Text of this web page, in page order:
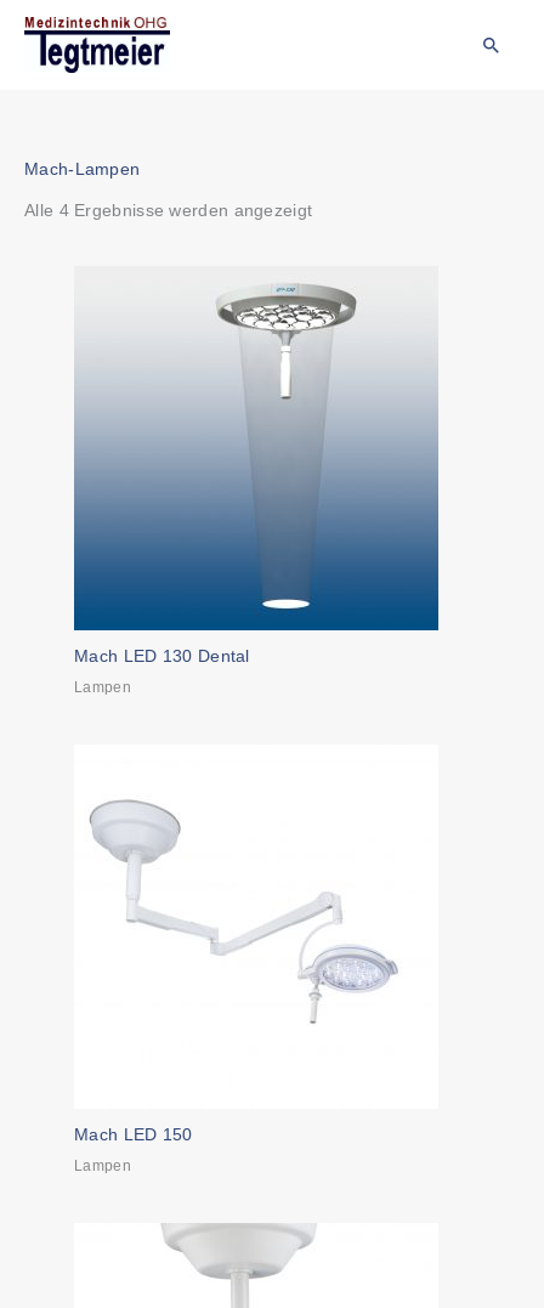
Inhalt
springen
Mach-Lampen
Alle 4 Ergebnisse werden angezeigtsortiert
Mach LED 130 Dental
Lampen
Mach LED 150
Lampen